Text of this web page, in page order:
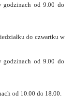
od 9.00 do
do czwartku w
od 9.00 do
od 10.00 do 18.00.